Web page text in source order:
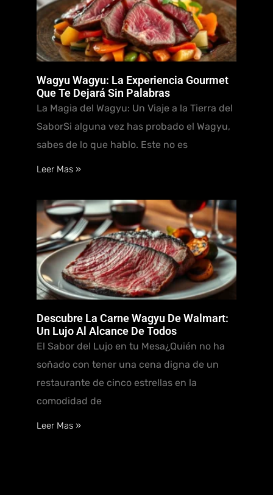
Wagyu Wagyu: La Experiencia Gourmet
Que Te Dejará Sin Palabras
La Magia del Wagyu: Un Viaje a la Tierra del
SaborSi alguna vez has probado el Wagyu,
sabes de lo que hablo. Este no es
Leer Mas »
Descubre La Carne Wagyu De Walmart:
Un Lujo Al Alcance De Todos
El Sabor del Lujo en tu Mesa¿Quién no ha
soñado con tener una cena digna de un
restaurante de cinco estrellas en la
comodidad de
Leer Mas »